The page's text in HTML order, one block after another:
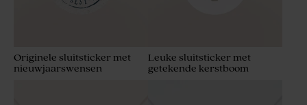
Originele sluitsticker met
nieuwjaarswensen
Leuke sluitsticker met
getekende kerstboom